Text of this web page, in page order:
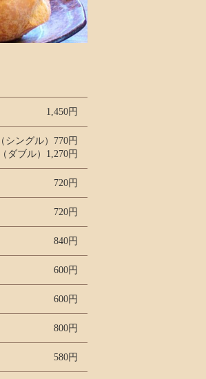
1,450円
（シングル）770円
（ダブル）1,270円
720円
720円
840円
600円
600円
800円
580円